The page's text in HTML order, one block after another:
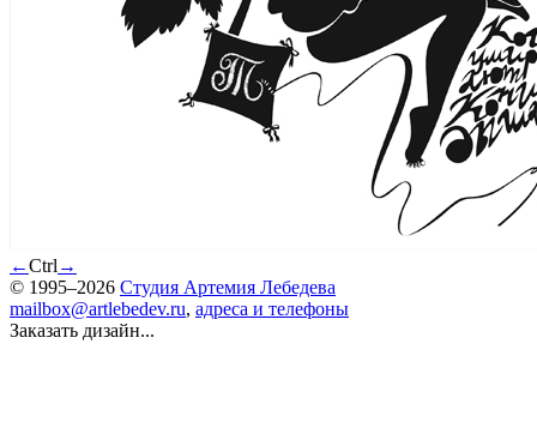
←Ctrl→
© 1995–2026 Студия Артемия Лебедева
mailbox@artlebedev.ru, адреса и телефоны
Заказать дизайн...